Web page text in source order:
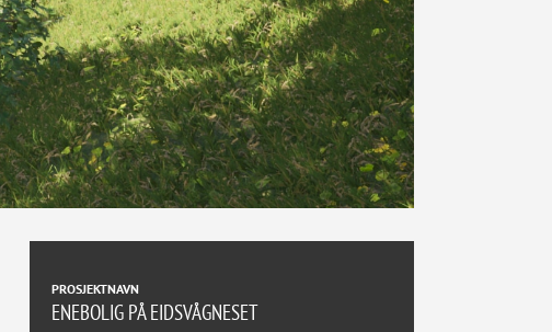
PROSJEKTNAVN
ENEBOLIG PÅ EIDSVÅGNESET